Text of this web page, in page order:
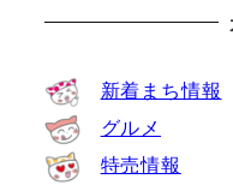
新着まち情報
グルメ
特売情報